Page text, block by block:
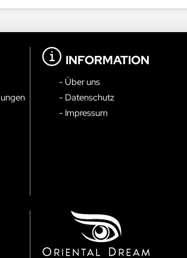
INFORMATION
- Über uns
- Datenschutz
- Impressum